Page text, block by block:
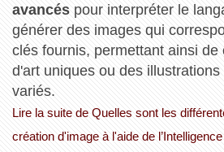
avancéspour interpréter le
générer des images qui
clés fournis, permettant ainsi
d'art uniques ou des
variés.
Lire la suite de Quelles sont les
création d'image à l'aide de